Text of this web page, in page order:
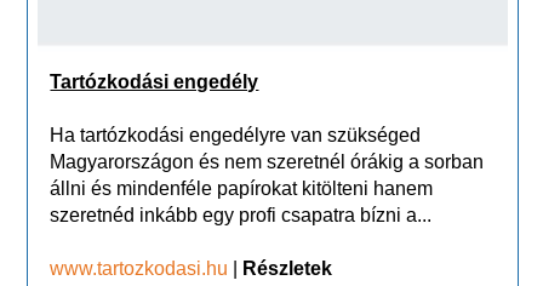
Tartózkodási engedély
Ha tartózkodási engedélyre van szükséged
Magyarországon és nem szeretnél órákig a sorban
állni és mindenféle papírokat kitölteni hanem
szeretnéd inkább egy profi csapatra bízni a...
www.tartozkodasi.hu Részletek